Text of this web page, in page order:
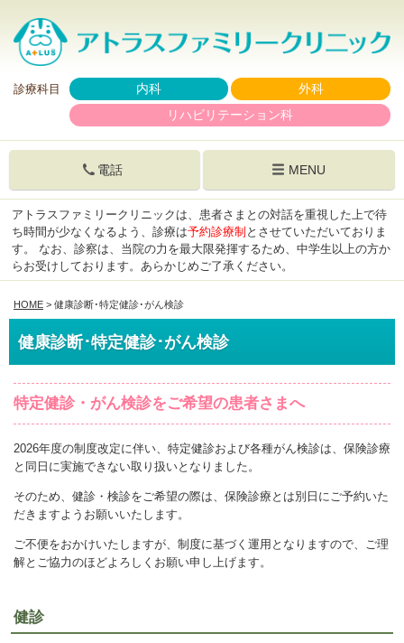
診療科目 内科
外科
リハビリテーション科
電話 MENU
アトラスファミリークリニックは、患者さまとの対話を重視した上で待
ち時間が少なくなるよう、診療は予約診療制 とさせていただいておりま
す。
なお、診察は、当院の力を最大限発揮するため、中学生以上の方か
らお受けしております。あらかじめご了承ください。
HOME > 健康診断･特定健診･がん検診
健康診断･特定健診･がん検診
特定健診・がん検診をご希望の患者さまへ
2026年度の制度改定に伴い、特定健診および各種がん検診は、保険診療
と同日に実施できない取り扱いとなりました。
そのため、健診・検診をご希望の際は、保険診療とは別日にご予約いた
だきますようお願いいたします。
ご不便をおかけいたしますが、制度に基づく運用となりますので、ご理
解とご協力のほどよろしくお願い申し上げます。
健診